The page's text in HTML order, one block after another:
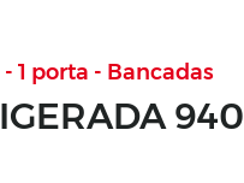
1 porta - Bancadas
940